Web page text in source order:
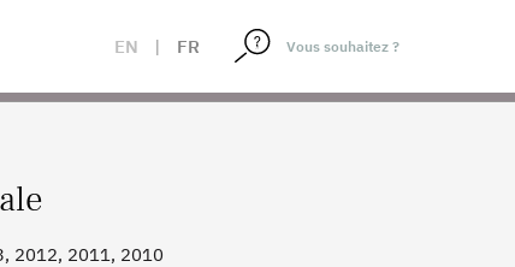
EN | FR
2012, 2011, 2010